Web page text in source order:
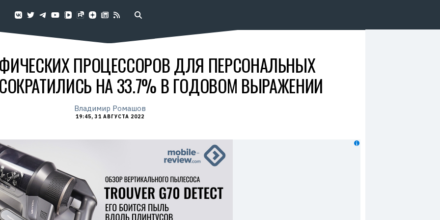
ПРОЦЕССОРОВ ДЛЯ ПЕРСОНАЛЬНЫХ
НА 33.7% В ГОДОВОМ ВЫРАЖЕНИИ
Владимир Ромашов
19:45, 31 АВГУСТА 2022